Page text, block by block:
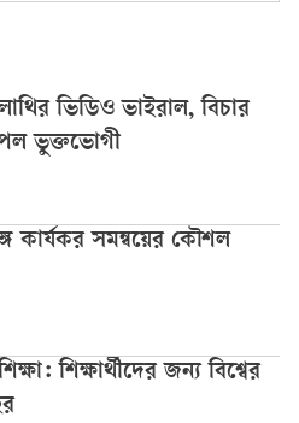
ভিডিও ভাইরাল, বিচার
ভুক্তভোগী
কার্যকর সমন্বয়ের কৌশল
শিক্ষার্থীদের জন্য বিশ্বের